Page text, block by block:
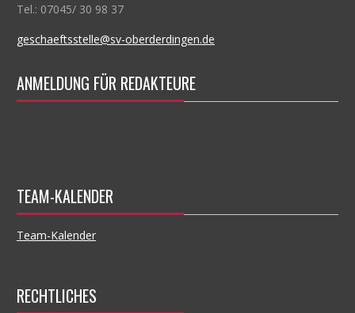
Tel.: 07045/ 30 98 37
geschaeftsstelle@sv-oberderdingen.de
ANMELDUNG FÜR REDAKTEURE
TEAM-KALENDER
Team-Kalender
RECHTLICHES